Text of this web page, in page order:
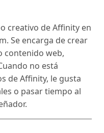
creativo de Affinity en
Se encarga de crear
contenido web,
no está
de Affinity, le gusta
o pasar tiempo al